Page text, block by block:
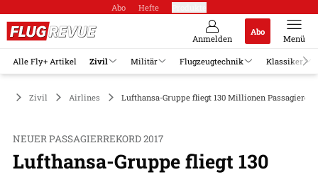
Abo Hefte
Anmelden
Abo
Menü
Alle Fly+ Artikel Zivil Militär Flugzeugtechnik Klassiker
Zivil Airlines Lufthansa-Gruppe fliegt 130 Millionen Passagiere in
NEUER PASSAGIERREKORD 2017
Lufthansa-Gruppe fliegt 130